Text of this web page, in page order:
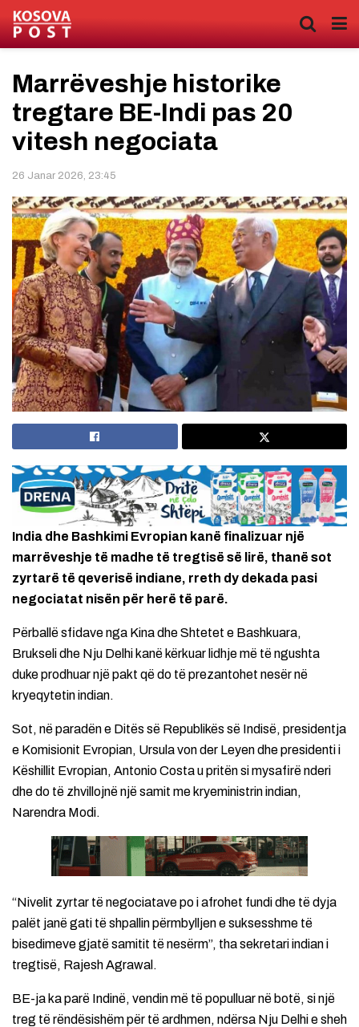
Marrëveshje historike
tregtare BE-Indi pas 20
vitesh negociata
26 Janar 2026, 23:45
India dhe Bashkimi Evropian kanë finalizuar një
marrëveshje të madhe të tregtisë së lirë, thanë sot
zyrtarë të qeverisë indiane, rreth dy dekada pasi
negociatat nisën për herë të parë.
Përballë sfidave nga Kina dhe Shtetet e Bashkuara,
Brukseli dhe Nju Delhi kanë kërkuar lidhje më të ngushta
duke prodhuar një pakt që do të prezantohet nesër në
kryeqytetin indian.
Sot, në paradën e Ditës së Republikës së Indisë, presidentja
e Komisionit Evropian, Ursula von der Leyen dhe presidenti i
Këshillit Evropian, Antonio Costa u pritën si mysafirë nderi
dhe do të zhvillojnë një samit me kryeministrin indian,
Narendra Modi.
“Nivelit zyrtar të negociatave po i afrohet fundi dhe të dyja
palët janë gati të shpallin përmbylljen e suksesshme të
bisedimeve gjatë samitit të nesërm”, tha sekretari indian i
tregtisë, Rajesh Agrawal.
BE-ja ka parë Indinë, vendin më të populluar në botë, si një
treg të rëndësishëm për të ardhmen, ndërsa Nju Delhi e sheh